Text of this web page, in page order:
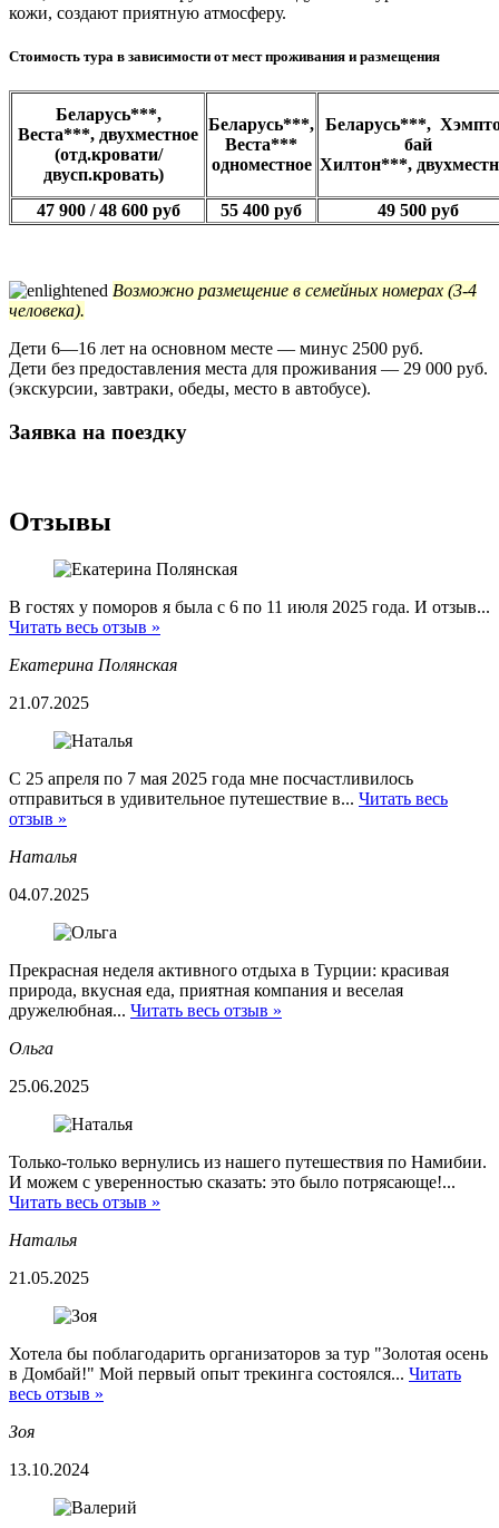
кожи, создают приятную атмосферу.
Стоимость тура в зависимости от мест проживания и размещения
Беларусь***,
Веста***, двухместное
(отд.кровати/
двусп.кровать)
Беларусь***,
Веста***
одноместное
Беларусь***,
бай
Хилтон***,
47 900 / 48 600 руб 55 400 руб 49 500 руб
Возможно размещение в семейных номерах (3-4
человека).
Дети 6—16 лет на основном месте — минус 2500 руб.
Дети без предоставления места для проживания — 29 000 руб.
(экскурсии, завтраки, обеды, место в автобусе).
Заявка на поездку
Отзывы
В гостях у поморов я была с 6 по 11 июля 2025 года. И отзыв...
Читать весь отзыв »
Екатерина Полянская
21.07.2025
С 25 апреля по 7 мая 2025 года мне посчастливилось
отправиться в удивительное путешествие в... Читать весь
отзыв »
Наталья
04.07.2025
Прекрасная неделя активного отдыха в Турции: красивая
природа, вкусная еда, приятная компания и веселая
дружелюбная... Читать весь отзыв »
Ольга
25.06.2025
Только-только вернулись из нашего путешествия по Намибии.
И можем с уверенностью сказать: это было потрясающе!...
Читать весь отзыв »
Наталья
21.05.2025
Хотела бы поблагодарить организаторов за тур "Золотая осень
в Домбай!" Мой первый опыт трекинга состоялся... Читать
весь отзыв »
Зоя
13.10.2024